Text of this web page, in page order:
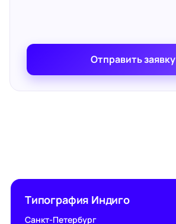
Отправить заявку
Типография Индиго
Санкт-Петербург